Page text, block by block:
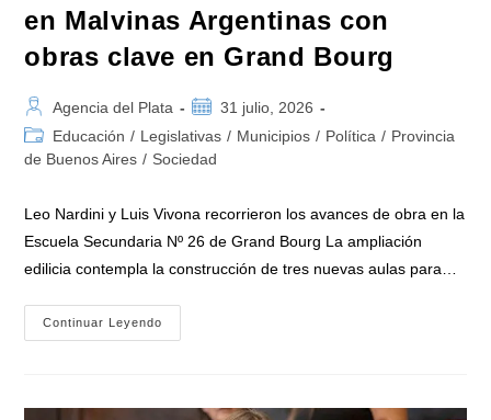
en Malvinas Argentinas con
obras clave en Grand Bourg
Autor
de
la
Agencia del Plata
Publicación
de
la
31 julio, 2026
Categoría
de
Educación / Legislativas / Municipios / Política / Provincia
de Buenos Aires / Sociedad
Leo Nardini y Luis Vivona recorrieron los avances de obra en la
Escuela Secundaria Nº 26 de Grand Bourg La ampliación
edilicia contempla la construcción de tres nuevas aulas para…
Continuar Leyendo
Nardini